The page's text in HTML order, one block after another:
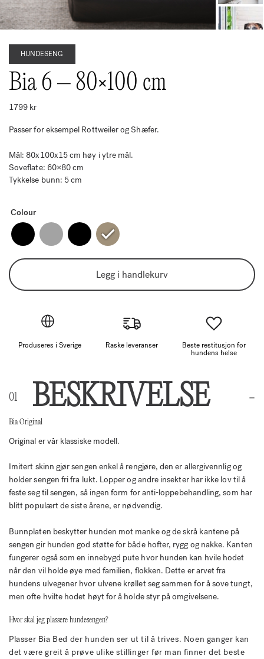
HUNDESENG
Bia 6 – 80×100 cm
1799 kr
Passer for eksempel Rottweiler og Shæfer.
Mål: 80x100x15 cm høy i ytre mål.
Soveflate: 60×80 cm
Tykkelse bunn: 5 cm
Colour
Legg i handlekurv
Produseres i Sverige Raske leveranser
Beste restitusjon for
hundens helse
BESKRIVELSE
Bia Original
Original er vår klassiske modell.
Imitert skinn gjør sengen enkel å rengjøre, den er allergivennlig og
holder sengen fri fra lukt. Lopper og andre insekter har ikke lov til å
feste seg til sengen, så ingen form for anti-loppebehandling, som har
blitt populært de siste årene, er nødvendig.
Bunnplaten beskytter hunden mot manke og de skrå kantene på
sengen gir hunden god støtte for både hofter, rygg og nakke. Kanten
fungerer også som en innebygd pute hvor hunden kan hvile hodet
når den vil holde øye med familien, flokken. Dette er arvet fra
hundens ulvegener hvor ulvene krøllet seg sammen for å sove tungt,
men ofte hvilte hodet høyt for å holde styr på omgivelsene.
Hvor skal jeg plassere hundesengen?
Plasser Bia Bed der hunden ser ut til å trives. Noen ganger kan
det være greit å prøve ulike stillinger før man finner det beste